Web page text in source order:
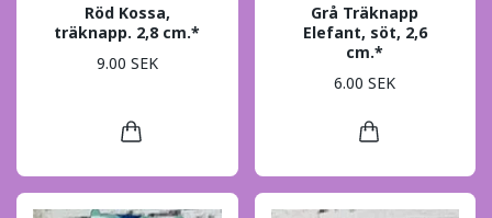
Röd Kossa,
träknapp. 2,8 cm.*
9.00 SEK
Grå Träknapp
Elefant, söt, 2,6
cm.*
6.00 SEK